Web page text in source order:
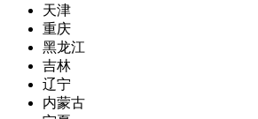
天津
重庆
黑龙江
吉林
辽宁
内蒙古